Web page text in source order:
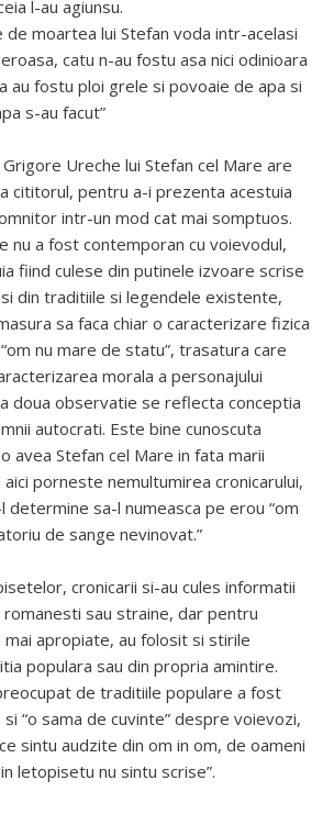
l-au agiunsu.
de moartea lui Stefan voda intr-acelasi
catu n-au fostu asa nici odinioara
au fostu ploi grele si povoaie de apa si
s-au facut”
Ureche lui Stefan cel Mare are
cititorul, pentru a-i prezenta acestuia
intr-un mod cat mai somptuos.
nu a fost contemporan cu voievodul,
fiind culese din putinele izvoare scrise
din traditiile si legendele existente,
sa faca chiar o caracterizare fizica
nu mare de statu”, trasatura care
morala a personajului
doua observatie se reflecta conceptia
autocrati. Este bine cunoscuta
avea Stefan cel Mare in fata marii
porneste nemultumirea cronicarului,
determine sa-l numeasca pe erou “om
de sange nevinovat.”
cronicarii si-au cules informatii
sau straine, dar pentru
apropiate, au folosit si stirile
populara sau din propria amintire.
de traditiile populare a fost
“o sama de cuvinte” despre voievozi,
sintu audzite din om in om, de oameni
letopisetu nu sintu scrise”.